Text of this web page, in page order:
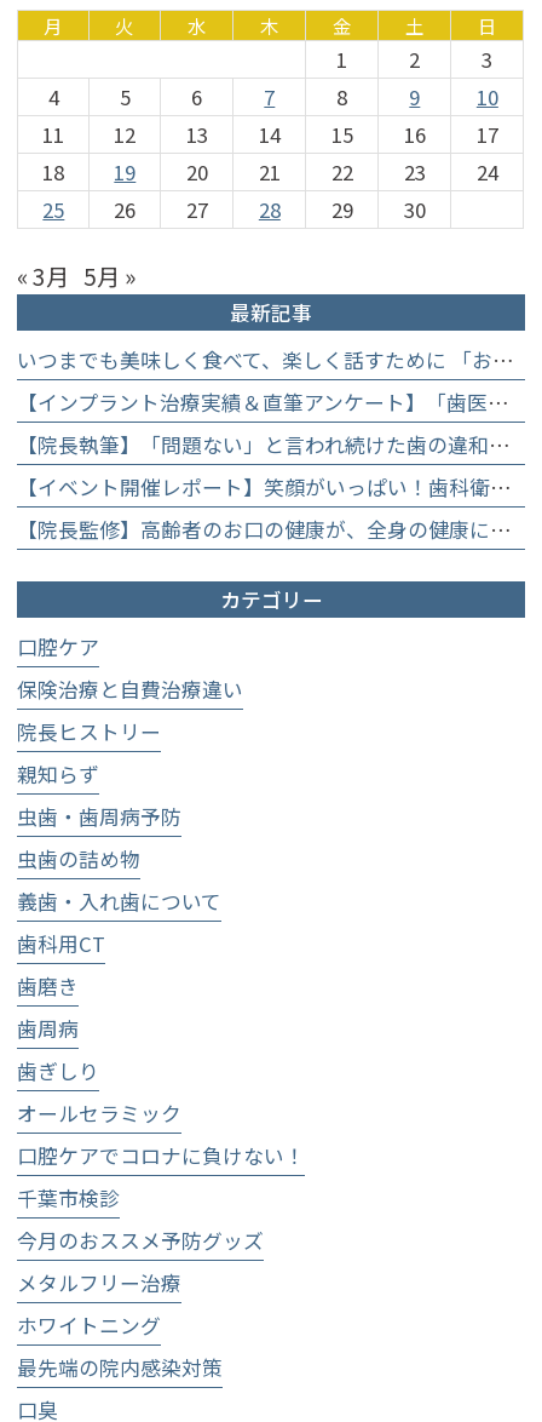
月 火 水 木 金 土 日
1 2
3
4
5 6 7 8 9
10
11
12 13 14 15 16
17
18
19 20 21 22 23
24
25
26 27 28 29 30
« 3月 5月 »
最新記事
いつまでも美味しく食べて、楽しく話すために 「お口からはじめる健康長寿教室」を開催します
【インプラント治療実績＆直筆アンケート】「歯医者が怖かった」トラウマを乗り越えて。70歳・介護士女性が手に入れた「晴れ晴れとした笑顔」と人生を支える噛み合わせ】
【院長執筆】「問題ない」と言われ続けた歯の違和感……60代女性が「80歳で20本の自前の歯」を守るために選んだ精密総合治療の全貌
【イベント開催レポート】笑顔がいっぱい！歯科衛生士×管理栄養士がお届けする「親子で楽しむむし歯になりにくいお菓子作り体験」】
【院長監修】高齢者のお口の健康が、全身の健康につながる理由。生涯おいしく食べるための「口内環境検査」とオーダーメイド予防】
カテゴリー
口腔ケア
保険治療と自費治療違い
院長ヒストリー
親知らず
虫歯・歯周病予防
虫歯の詰め物
義歯・入れ歯について
歯科用CT
歯磨き
歯周病
歯ぎしり
オールセラミック
口腔ケアでコロナに負けない！
千葉市検診
今月のおススメ予防グッズ
メタルフリー治療
ホワイトニング
最先端の院内感染対策
口臭